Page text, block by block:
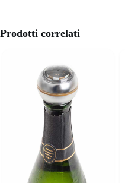
Prodotti correlati